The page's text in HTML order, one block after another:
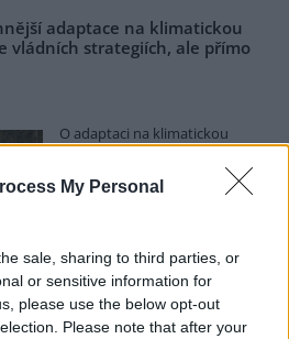
My Personal
sale, sharing to third parties, or
or sensitive information for
please use the below opt-out
Please note that after your
adaptace na klimatickou
vládních strategiích, ale přímo
O adaptaci na klimatickou
změnu se nerozhoduje jen v
mezinárodních summitech. O
obnovovat nejen přirozený vodní
odolnost krajiny vůči dopadům